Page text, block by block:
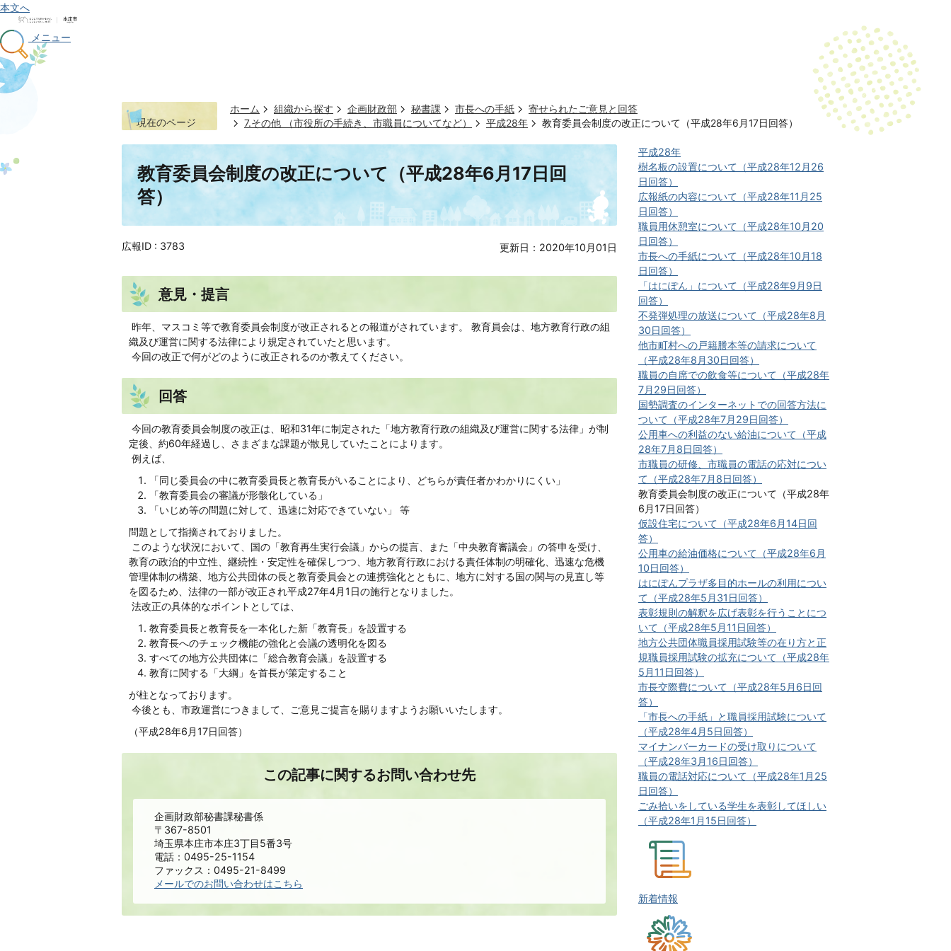
本文へ
メニュー
現在のページ
ホーム 組織から探す 企画財政部 秘書課 市長への手紙
寄せられたご意見と回答
7.その他 （市役所の手続き、市職員についてなど）
平成28年 教育委員会制度の改正について（平成28年6月17日回答）
教育委員会制度の改正について（平成28年6月17日回
答）
更新日：2020年10月01日
広報ID : 3783
意見・提言
昨年、マスコミ等で教育委員会制度が改正されるとの報道がされています。 教育員会は、地方教育行政の組
織及び運営に関する法律により規定されていたと思います。
今回の改正で何がどのように改正されるのか教えてください。
回答
今回の教育委員会制度の改正は、昭和31年に制定された「地方教育行政の組織及び運営に関する法律」が制
定後、約60年経過し、さまざまな課題が散見していたことによります。
例えば、
「同じ委員会の中に教育委員長と教育長がいることにより、どちらが責任者かわかりにくい」
「教育委員会の審議が形骸化している」
「いじめ等の問題に対して、迅速に対応できていない」 等
問題として指摘されておりました。
このような状況において、国の「教育再生実行会議」からの提言、また「中央教育審議会」の答申を受け、
教育の政治的中立性、継続性・安定性を確保しつつ、地方教育行政における責任体制の明確化、迅速な危機
管理体制の構築、地方公共団体の長と教育委員会との連携強化とともに、地方に対する国の関与の見直し等
を図るため、法律の一部が改正され平成27年4月1日の施行となりました。
法改正の具体的なポイントとしては、
教育委員長と教育長を一本化した新「教育長」を設置する
教育長へのチェック機能の強化と会議の透明化を図る
すべての地方公共団体に「総合教育会議」を設置する
教育に関する「大綱」を首長が策定すること
が柱となっております。
今後とも、市政運営につきまして、ご意見ご提言を賜りますようお願いいたします。
（平成28年6月17日回答）
この記事に関するお問い合わせ先
企画財政部秘書課秘書係
〒367-8501
埼玉県本庄市本庄3丁目5番3号
電話：0495-25-1154
ファックス：0495-21-8499
メールでのお問い合わせはこちら
平成28年
樹名板の設置について（平成28年12月26
日回答）
広報紙の内容について（平成28年11月25
日回答）
職員用休憩室について（平成28年10月20
日回答）
市長への手紙について（平成28年10月18
日回答）
「はにぽん」について（平成28年9月9日
回答）
不発弾処理の放送について（平成28年8月
30日回答）
他市町村への戸籍謄本等の請求について
（平成28年8月30日回答）
職員の自席での飲食等について（平成28年
7月29日回答）
国勢調査のインターネットでの回答方法に
ついて（平成28年7月29日回答）
公用車への利益のない給油について（平成
28年7月8日回答）
市職員の研修、市職員の電話の応対につい
て（平成28年7月8日回答）
教育委員会制度の改正について（平成28年
6月17日回答）
仮設住宅について（平成28年6月14日回
答）
公用車の給油価格について（平成28年6月
10日回答）
はにぽんプラザ多目的ホールの利用につい
て（平成28年5月31日回答）
表彰規則の解釈を広げ表彰を行うことにつ
いて（平成28年5月11日回答）
地方公共団体職員採用試験等の在り方と正
規職員採用試験の拡充について（平成28年
5月11日回答）
市長交際費について（平成28年5月6日回
答）
「市長への手紙」と職員採用試験について
（平成28年4月5日回答）
マイナンバーカードの受け取りについて
（平成28年3月16日回答）
職員の電話対応について（平成28年1月25
日回答）
ごみ拾いをしている学生を表彰してほしい
（平成28年1月15日回答）
新着情報